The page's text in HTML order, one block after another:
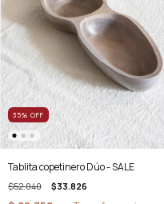
35% OFF
Tablita copetinero Dúo - SALE
$52.040 $33.826